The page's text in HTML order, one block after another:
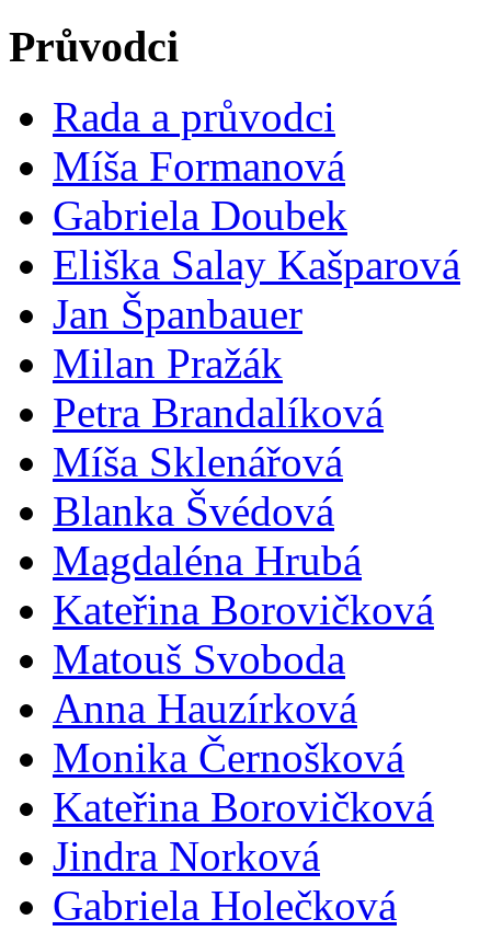
Průvodci
Rada a průvodci
Míša Formanová
Gabriela Doubek
Eliška Salay Kašparová
Jan Španbauer
Milan Pražák
Petra Brandalíková
Míša Sklenářová
Blanka Švédová
Magdaléna Hrubá
Kateřina Borovičková
Matouš Svoboda
Anna Hauzírková
Monika Černošková
Kateřina Borovičková
Jindra Norková
Gabriela Holečková